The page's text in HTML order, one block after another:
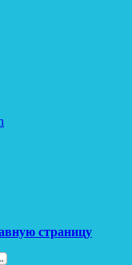
страницу